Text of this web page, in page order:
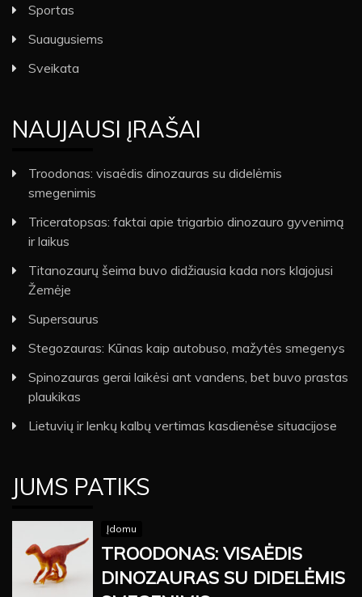
Sportas
Suaugusiems
Sveikata
NAUJAUSI ĮRAŠAI
Troodonas: visaėdis dinozauras su didelėmis
smegenimis
Triceratopsas: faktai apie trigarbio dinozauro gyvenimą
ir laikus
Titanozaurų šeima buvo didžiausia kada nors klajojusi
Žemėje
Supersaurus
Stegozauras: Kūnas kaip autobuso, mažytės smegenys
Spinozauras gerai laikėsi ant vandens, bet buvo prastas
plaukikas
Lietuvių ir lenkų kalbų vertimas kasdienėse situacijose
JUMS PATIKS
Įdomu
TROODONAS: VISAĖDIS
DINOZAURAS SU DIDELĖMIS